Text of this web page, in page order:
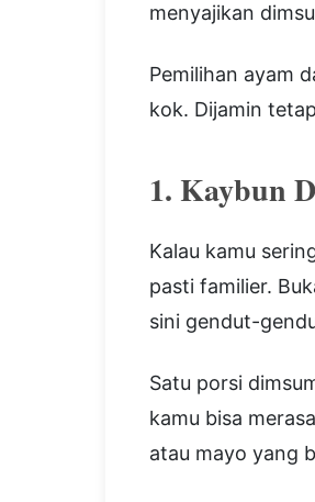
menyajikan
Pemilihan ayam
kok. Dijamin
1. Kaybun
Kalau kamu
pasti familier.
sini gendut-
Satu porsi
kamu bisa
atau mayo yang